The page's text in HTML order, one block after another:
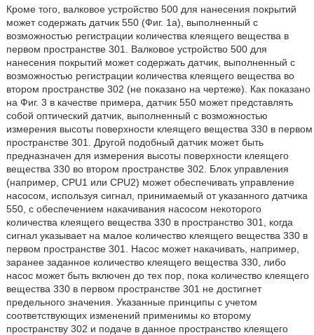
Кроме того, валковое устройство 500 для нанесения покрытий
может содержать датчик 550 (Фиг. 1а), выполненный с
возможностью регистрации количества клеящего вещества в
первом пространстве 301. Валковое устройство 500 для
нанесения покрытий может содержать датчик, выполненный с
возможностью регистрации количества клеящего вещества во
втором пространстве 302 (не показано на чертеже). Как показано
на Фиг. 3 в качестве примера, датчик 550 может представлять
собой оптический датчик, выполненный с возможностью
измерения высоты поверхности клеящего вещества 330 в первом
пространстве 301. Другой подобный датчик может быть
предназначен для измерения высоты поверхности клеящего
вещества 330 во втором пространстве 302. Блок управления
(например, CPU1 или CPU2) может обеспечивать управление
насосом, используя сигнал, принимаемый от указанного датчика
550, с обеспечением накачивания насосом некоторого
количества клеящего вещества 330 в пространство 301, когда
сигнал указывает на малое количество клеящего вещества 330 в
первом пространстве 301. Насос может накачивать, например,
заранее заданное количество клеящего вещества 330, либо
насос может быть включен до тех пор, пока количество клеящего
вещества 330 в первом пространстве 301 не достигнет
предельного значения. Указанные принципы с учетом
соответствующих изменений применимы ко второму
пространству 302 и подаче в данное пространство клеящего